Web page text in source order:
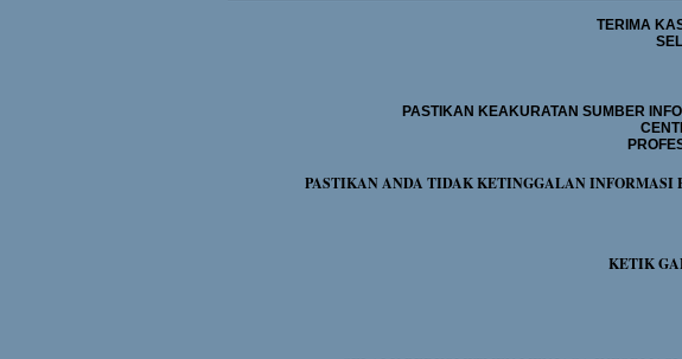
TERIMA
PASTIKAN KEAKURATAN SUMBER
PASTIKAN ANDA TIDAK KETINGGALAN INFORMASI
KETIK